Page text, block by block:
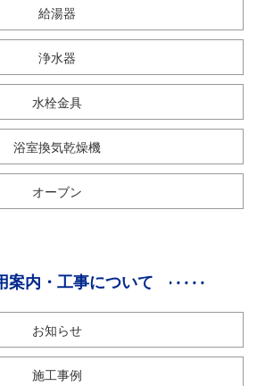
給湯器
浄水器
水栓金具
浴室換気乾燥機
オーブン
案内・工事について
お知らせ
施工事例